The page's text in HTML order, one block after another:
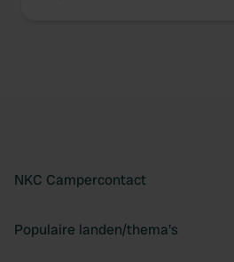
NKC Campercontact
Populaire landen/thema's